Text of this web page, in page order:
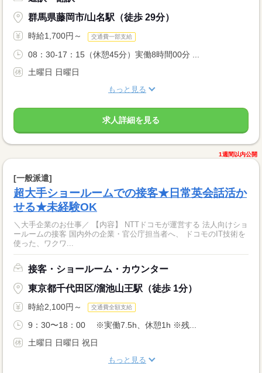
群馬県藤岡市/山名駅（徒歩 29分）
時給1,700円～ 交通費一部支給
08：30-17：15（休憩45分）実働8時間00分 ...
土曜日 日曜日
もっと見る
求人詳細を見る
1週間以内公開
[一般派遣]
超大手ショールームでの接客★日常英会話活か
せる★未経験OK
＼大手企業のお仕事／ 【内容】 NTTドコモが運営する 法人向けショ
ールームの接客 国内外の企業・官公庁担当者へ、 ドコモのIT技術を
使った、ワクワ...
接客・ショールーム・カウンター
東京都千代田区/溜池山王駅（徒歩 1分）
時給2,100円～ 交通費全額支給
9：30〜18：00 ※実働7.5h、休憩1h ※残...
土曜日 日曜日 祝日
もっと見る